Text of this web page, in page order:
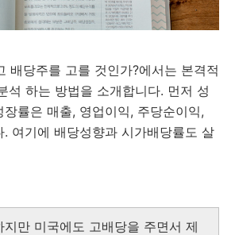
배당주를 고를 것인가?에서는 본격적
석 하는 방법을 소개합니다. 먼저 성
률은 매출, 영업이익, 주당순이익,
. 여기에 배당성향과 시가배당률도 살
만 미국에도 고배당을 주면서 제